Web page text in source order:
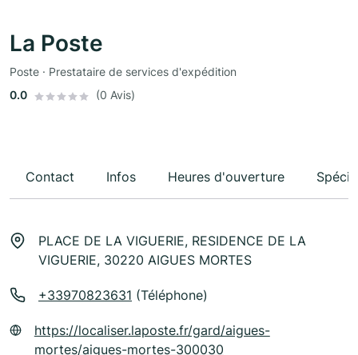
La Poste
Poste · Prestataire de services d'expédition
0.0
(0 Avis)
Contact Infos Heures d'ouverture
PLACE DE LA VIGUERIE, RESIDENCE DE LA
VIGUERIE, 30220 AIGUES MORTES
+33970823631 (Téléphone)
https://localiser.laposte.fr/gard/aigues-
mortes/aigues-mortes-300030